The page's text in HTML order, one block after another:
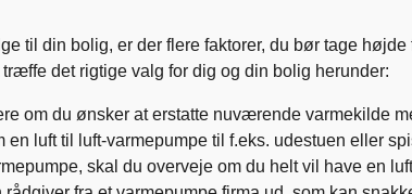
til din bolig, er der flere faktorer, du bør tage højde
det rigtige valg for dig og din bolig herunder:
om du ønsker at erstatte nuværende varmekilde
luft til luft-varmepumpe til f.eks. udestuen eller
skal du overveje om du helt vil have en